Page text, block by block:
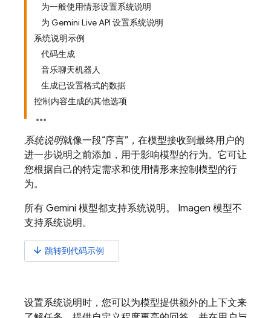
为一般使用情形设置系统说明
为 Gemini Live API 设置系统说明
系统说明示例
代码生成
音乐聊天机器人
生成已设置格式的数据
控制内容生成的其他选项
系统说明就像一段“序言”，在模型接收到最终用户的
进一步说明之前添加，用于影响模型的行为。它可让
您根据自己的特定需求和使用情形来控制模型的行
为。
所有 Gemini 模型都支持系统说明。 Imagen 模型不
支持系统说明。
arrow_downward 跳转到代码示例
设置系统说明时，您可以为模型提供额外的上下文来